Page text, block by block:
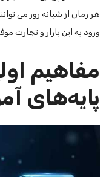
هر زمان از شبانه روز می
ورود به این بازار و
مفاهیم
پایه‌های